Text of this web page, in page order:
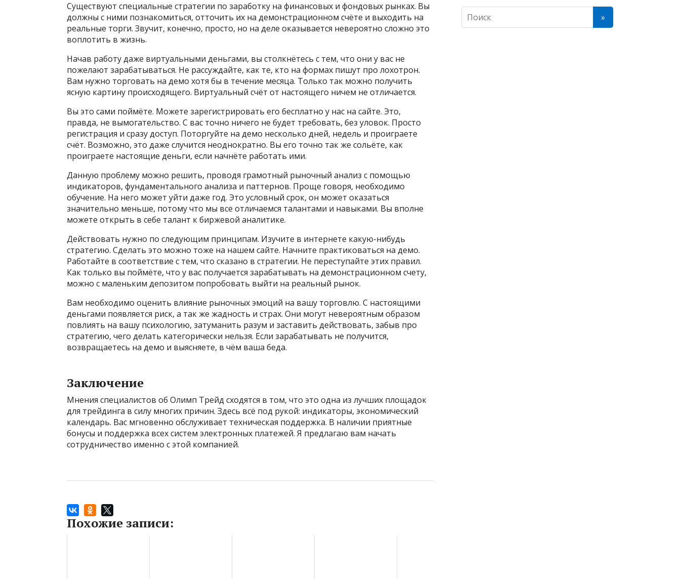
Существуют специальные стратегии по заработку на финансовых и фондовых рынках. Вы
должны с ними познакомиться, отточить их на демонстрационном счёте и выходить на
реальные торги. Звучит, конечно, просто, но на деле оказывается невероятно сложно это
воплотить в жизнь.
Начав работу даже виртуальными деньгами, вы столкнётесь с тем, что они у вас не
пожелают зарабатываться. Не рассуждайте, как те, кто на формах пишут про лохотрон.
Вам нужно торговать на демо хотя бы в течение месяца. Только так можно получить
ясную картину происходящего. Виртуальный счёт от настоящего ничем не отличается.
Вы это сами поймёте. Можете зарегистрировать его бесплатно у нас на сайте. Это,
правда, не вымогательство. С вас точно ничего не будет требовать, без уловок. Просто
регистрация и сразу доступ. Поторгуйте на демо несколько дней, недель и проиграете
счёт. Возможно, это даже случится неоднократно. Вы его точно так же сольёте, как
проиграете настоящие деньги, если начнёте работать ими.
Данную проблему можно решить, проводя грамотный рыночный анализ с помощью
индикаторов, фундаментального анализа и паттернов. Проще говоря, необходимо
обучение. На него может уйти даже год. Это условный срок, он может оказаться
значительно меньше, потому что мы все отличаемся талантами и навыками. Вы вполне
можете открыть в себе талант к биржевой аналитике.
Действовать нужно по следующим принципам. Изучите в интернете какую-нибудь
стратегию. Сделать это можно тоже на нашем сайте. Начните практиковаться на демо.
Работайте в соответствие с тем, что сказано в стратегии. Не переступайте этих правил.
Как только вы поймёте, что у вас получается зарабатывать на демонстрационном счету,
можно с маленьким депозитом попробовать выйти на реальный рынок.
Вам необходимо оценить влияние рыночных эмоций на вашу торговлю. С настоящими
деньгами появляется риск, а так же жадность и страх. Они могут невероятным образом
повлиять на вашу психологию, затуманить разум и заставить действовать, забыв про
стратегию, чего делать категорически нельзя. Если зарабатывать не получится,
возвращаетесь на демо и выясняете, в чём ваша беда.
Заключение
Мнения специалистов об Олимп Трейд сходятся в том, что это одна из лучших площадок
для трейдинга в силу многих причин. Здесь всё под рукой: индикаторы, экономический
календарь. Вас мгновенно обслуживает техническая поддержка. В наличии приятные
бонусы и поддержка всех систем электронных платежей. Я предлагаю вам начать
сотрудничество именно с этой компанией.
Похожие записи: